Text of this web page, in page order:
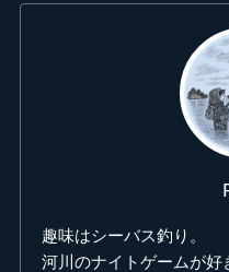
趣味はシーバス釣り。
河川のナイトゲームが